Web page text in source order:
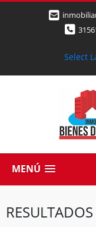
Select
MENÚ